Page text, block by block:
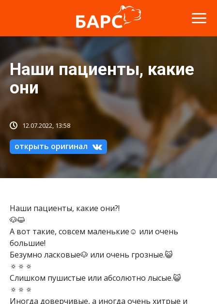
Наши пациенты, какие
они
12.07.2022, 13:58
открыть оригинал
Наши пациенты, какие они?!
🐶😺
А вот такие, совсем маленькие☺️ или очень
большие!
Безумно ласковые🐶 или очень грозные.😺
🔅🔅🔅
Слишком пушистые или абсолютно лысые.😺
🔅🔅🔅
Иногда доверчивые, а иногда очень хитрые и